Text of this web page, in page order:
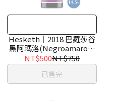
Hesketh｜2018 巴羅莎谷
黑阿瑪洛(Negroamaro｜
Barossa Valley)
NT$500NT$750
已售完